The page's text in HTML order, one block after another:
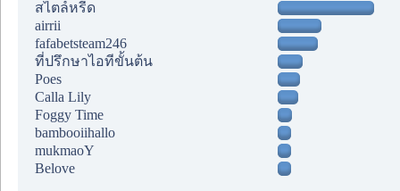
สไตล์หรีด
airrii
fafabetsteam246
ที่ปรึกษาไอทีขั้นต้น
Poes
Calla Lily
Foggy Time
bambooiihallo
mukmaoY
Belove